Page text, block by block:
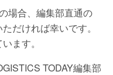
場合、編集部直通の
だければ幸いです。
ます。
TODAY編集部